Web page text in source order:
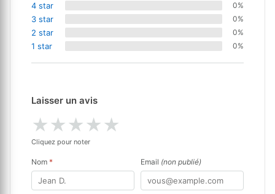
4 star 0%
3 star 0%
2 star 0%
1 star 0%
Laisser un avis
★★★★★
Cliquez pour noter
Nom * Email (non publié)